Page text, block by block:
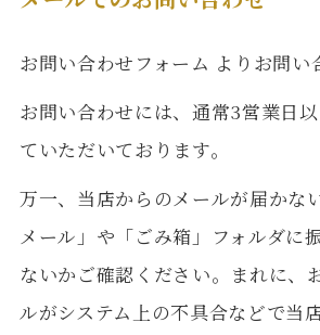
お問い合わせフォーム よりお問い
お問い合わせには、通常3営業日
ていただいております。
万一、当店からのメールが届かな
メール」や「ごみ箱」フォルダに
ないかご確認ください。まれに、
ルがシステム上の不具合などで当